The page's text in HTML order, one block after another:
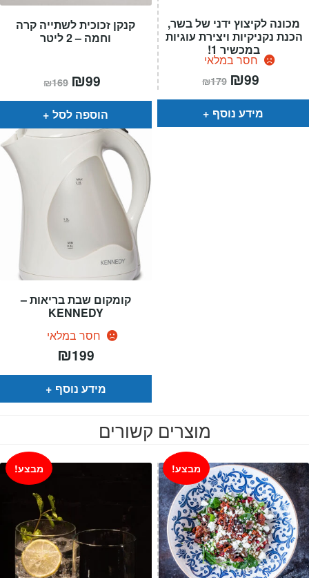
קנקן זכוכית לשתייה קרה
וחמה – 2 ליטר
₪169 המחיר
המקורי
היה:
₪169.
₪99
הוא:
הוספה לסל
מכונה לקיצוץ ידני של בשר,
הכנת נקניקיות ויצירת עוגיות
במכשיר 1!
חסר במלאי
₪179 המחיר
המקורי
היה:
₪179.
₪99
הוא:
מידע נוסף
קומקום שבת בריאות –
KENNEDY
חסר במלאי
₪199
מידע נוסף
מוצרים קשורים
מבצע! מבצע!